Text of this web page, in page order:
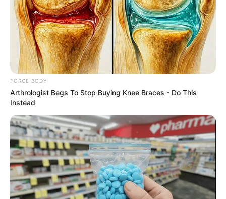
Why this ordinary drink is the secret to feeling your
best every day
CTA FAVORITE
FORGE BODY
Arthrologist Begs To Stop Buying Knee Braces - Do This
Instead